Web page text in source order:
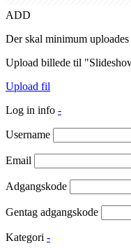
ADD
Der skal minimum
Upload billede til
Upload fil
Log in info -
Username
Email
Adgangskode
Gentag adgangskode
Kategori -